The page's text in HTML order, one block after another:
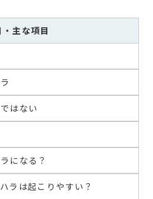
・主な項目
はない
になる？
ラは起こりやすい？